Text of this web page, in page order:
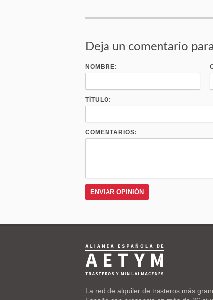
Deja un comentario
NOMBRE:
TÍTULO:
COMENTARIOS:
La red de alquiler de trasteros más